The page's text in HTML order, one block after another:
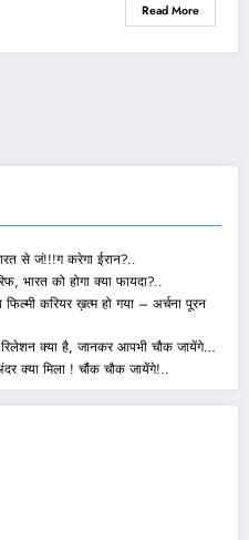
Read More
से जं!!!ग करेगा ईरान?..
भारत को होगा क्या फायदा?..
करियर ख़त्म हो गया – अर्चना पूरन
क्या है, जानकर आपभी चौक जायेंगे…
क्या मिला ! चौंक चौक जायेंगे!..